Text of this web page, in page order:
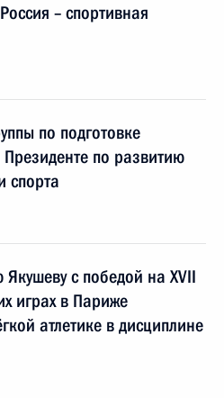
– спортивная
по подготовке
по развитию
спорта
с победой на XVII
играх в Париже
атлетике в дисциплине